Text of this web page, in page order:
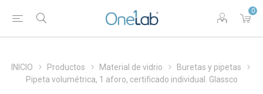
0
INICIO Productos Material de vidrio
Buretas y pipetas
Pipeta volumétrica, 1 aforo, certificado individual. Glassco